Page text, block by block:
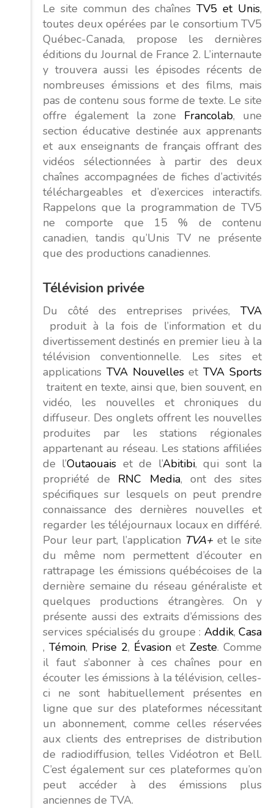
Le site commun des chaînesTV5 et Unis,
toutes deux opérées par le consortium TV5
Québec-Canada, propose les dernières
éditions du Journal de France 2. L’internaute
y trouvera aussi les épisodes récents de
nombreuses émissions et des films, mais
pas de contenu sous forme de texte. Le site
offre également la zone Francolab, une
section éducative destinée aux apprenants
et aux enseignants de français offrant des
vidéos sélectionnées à partir des deux
chaînes accompagnées de fiches d’activités
téléchargeables et d’exercices interactifs.
Rappelons que la programmation de TV5
ne comporte que 15 % de contenu
canadien, tandis qu’Unis TV ne présente
que des productions canadiennes.
Télévision privée
Du côté des entreprises privées, TVA
produit à la fois de l’information et du
divertissement destinés en premier lieu à la
télévision conventionnelle. Les sites et
applications TVA NouvellesetTVA Sports
traitent en texte, ainsi que, bien souvent, en
vidéo, les nouvelles et chroniques du
diffuseur. Des onglets offrent les nouvelles
produites par les stations régionales
appartenant au réseau. Les stations affiliées
de l’Outaouais et de l’Abitibi, qui sont la
propriété de RNC Media, ont des sites
spécifiques sur lesquels on peut prendre
connaissance des dernières nouvelles et
regarder les téléjournaux locaux en différé.
Pour leur part, l’application TVA+et le site
du même nom permettent d’écouter en
rattrapage les émissions québécoises de la
dernière semaine du réseau généraliste et
quelques productions étrangères. On y
présente aussi des extraits d’émissions des
services spécialisés du groupe : Addik, Casa
, Témoin, Prise 2, Évasion et Zeste. Comme
il faut s’abonner à ces chaînes pour en
écouter les émissions à la télévision, celles-
ci ne sont habituellement présentes en
ligne que sur des plateformes nécessitant
un abonnement, comme celles réservées
aux clients des entreprises de distribution
de radiodiffusion, telles Vidéotron et Bell.
C’est également sur ces plateformes qu’on
peut accéder à des émissions plus
anciennes de TVA.